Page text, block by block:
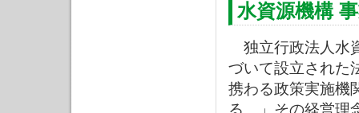
水資源機構
独立行政法人水
づいて設立された
携わる政策実施機
る。」その経営理